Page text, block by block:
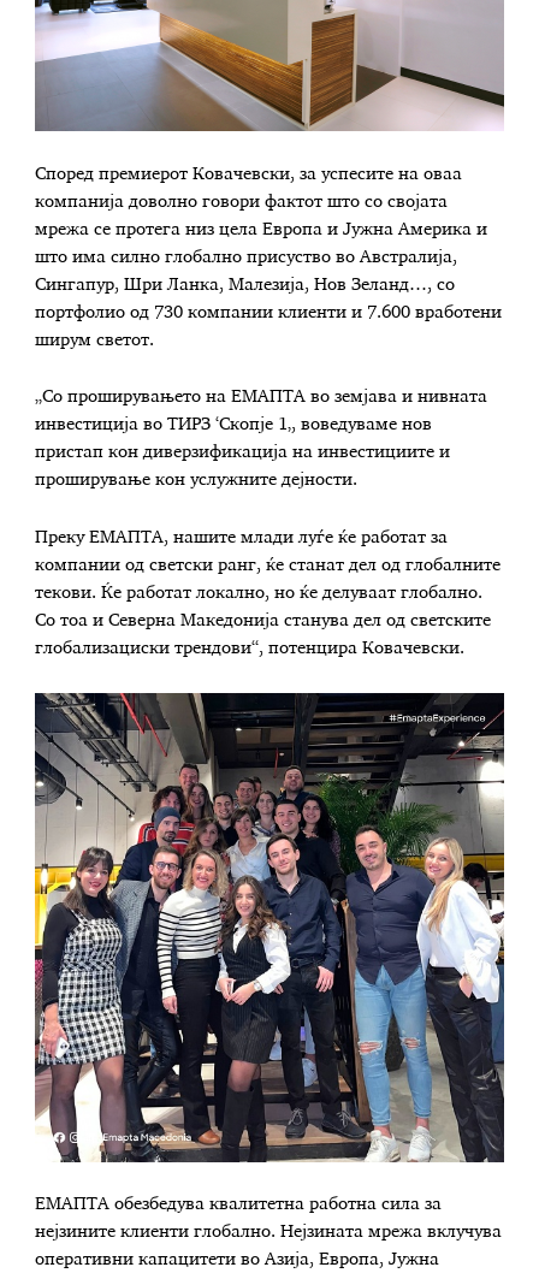
Според премиерот Ковачевски, за успесите на оваа
компанија доволно говори фактот што со својата
мрежа се протега низ цела Европа и Јужна Америка и
што има силно глобално присуство во Австралија,
Сингапур, Шри Ланка, Малезија, Нов Зеланд…, со
портфолио од 730 компании клиенти и 7.600 вработени
ширум светот.
„Со проширувањето на ЕМАПТА во земјава и нивната
инвестиција во ТИРЗ ‘Скопје 1‚, воведуваме нов
пристап кон диверзификација на инвестициите и
проширување кон услужните дејности.
Преку ЕМАПТА, нашите млади луѓе ќе работат за
компании од светски ранг, ќе станат дел од глобалните
текови. Ќе работат локално, но ќе делуваат глобално.
Со тоа и Северна Македонија станува дел од светските
глобализациски трендови“, потенцира Ковачевски.
ЕМАПТА обезбедува квалитетна работна сила за
нејзините клиенти глобално. Нејзината мрежа вклучува
оперативни капацитети во Азија, Европа, Јужна